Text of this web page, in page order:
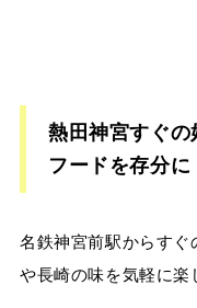
熱田神宮すぐ
フードを存分に
名鉄神宮前駅からすぐ
や長崎の味を気軽に楽